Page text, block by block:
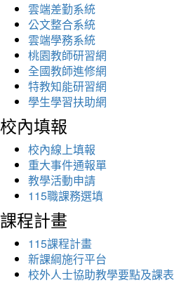
雲端差勤系統
公文整合系統
雲端學務系統
桃園教師研習網
全國教師進修網
特教知能研習網
學生學習扶助網
校內填報
校內線上填報
重大事件通報單
教學活動申請
115職課務選填
課程計畫
115課程計畫
新課綱施行平台
校外人士協助教學要點及課表